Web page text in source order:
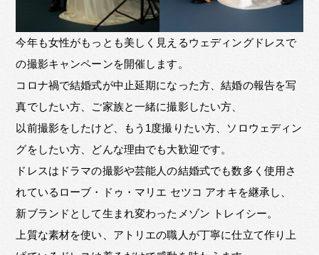
今年も女性がもっとも美しく見えるウェディングドレスで
の撮影キャンペーンを開催します。
コロナ禍で結婚式が中止延期になった方、結婚の報告を写
真でしたい方、ご家族と一緒に撮影したい方、
以前撮影をしたけど、もう1度撮りたい方、ソロウェディン
グをしたい方、どんな理由でも大歓迎です。
ドレスはドラマの撮影や芸能人の結婚式でも数多く使用さ
れているローブ・ドゥ・マリエ セツコ アオキを継承し、
新ブランドとして生まれ変わったメゾン トレイシー。
上質な素材を使い、アトリエの職人が丁寧に仕立て作り上